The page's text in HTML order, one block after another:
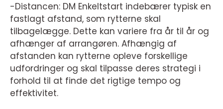
-Distancen: DM Enkeltstart indebærer typisk en
fastlagt afstand, som rytterne skal
tilbagelægge. Dette kan variere fra år til år og
afhænger af arrangøren. Afhængig af
afstanden kan rytterne opleve forskellige
udfordringer og skal tilpasse deres strategi i
forhold til at finde det rigtige tempo og
effektivitet.